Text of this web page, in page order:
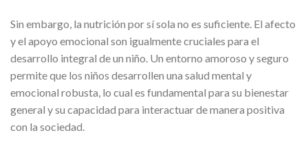
Sin embargo, la nutrición por sí sola no es suficiente. El afecto
y el apoyo emocional son igualmente cruciales para el
desarrollo integral de un niño. Un entorno amoroso y seguro
permite que los niños desarrollen una salud mental y
emocional robusta, lo cual es fundamental para su bienestar
general y su capacidad para interactuar de manera positiva
con la sociedad.